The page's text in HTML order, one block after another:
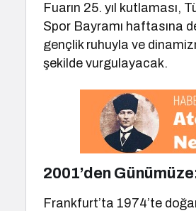
Fuarın 25. yıl kutlaması,
Spor Bayramı haftasına
gençlik ruhuyla ve
şekilde vurgulayacak.
2001’den
Frankfurt’ta 1974’te